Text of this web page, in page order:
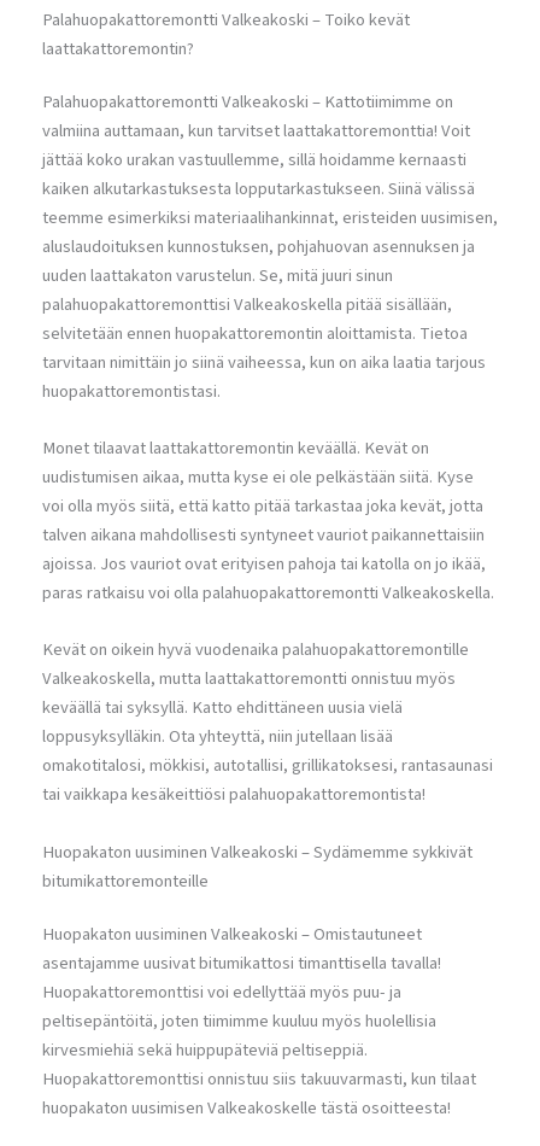
Palahuopakattoremontti Valkeakoski – Toiko kevät
laattakattoremontin?
Palahuopakattoremontti Valkeakoski – Kattotiimimme on
valmiina auttamaan, kun tarvitset laattakattoremonttia! Voit
jättää koko urakan vastuullemme, sillä hoidamme kernaasti
kaiken alkutarkastuksesta lopputarkastukseen. Siinä välissä
teemme esimerkiksi materiaalihankinnat, eristeiden uusimisen,
aluslaudoituksen kunnostuksen, pohjahuovan asennuksen ja
uuden laattakaton varustelun. Se, mitä juuri sinun
palahuopakattoremonttisi Valkeakoskella pitää sisällään,
selvitetään ennen huopakattoremontin aloittamista. Tietoa
tarvitaan nimittäin jo siinä vaiheessa, kun on aika laatia tarjous
huopakattoremontistasi.
Monet tilaavat laattakattoremontin keväällä. Kevät on
uudistumisen aikaa, mutta kyse ei ole pelkästään siitä. Kyse
voi olla myös siitä, että katto pitää tarkastaa joka kevät, jotta
talven aikana mahdollisesti syntyneet vauriot paikannettaisiin
ajoissa. Jos vauriot ovat erityisen pahoja tai katolla on jo ikää,
paras ratkaisu voi olla palahuopakattoremontti Valkeakoskella.
Kevät on oikein hyvä vuodenaika palahuopakattoremontille
Valkeakoskella, mutta laattakattoremontti onnistuu myös
keväällä tai syksyllä. Katto ehdittäneen uusia vielä
loppusyksylläkin. Ota yhteyttä, niin jutellaan lisää
omakotitalosi, mökkisi, autotallisi, grillikatoksesi, rantasaunasi
tai vaikkapa kesäkeittiösi palahuopakattoremontista!
Huopakaton uusiminen Valkeakoski – Sydämemme sykkivät
bitumikattoremonteille
Huopakaton uusiminen Valkeakoski – Omistautuneet
asentajamme uusivat bitumikattosi timanttisella tavalla!
Huopakattoremonttisi voi edellyttää myös puu- ja
peltisepäntöitä, joten tiimimme kuuluu myös huolellisia
kirvesmiehiä sekä huippupäteviä peltiseppiä.
Huopakattoremonttisi onnistuu siis takuuvarmasti, kun tilaat
huopakaton uusimisen Valkeakoskelle tästä osoitteesta!